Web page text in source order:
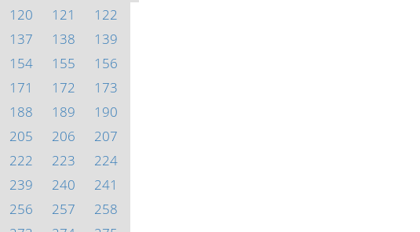
120 121
122
137 138
139
154 155
156
171 172
173
188 189
190
205 206
207
222 223
224
239 240
241
256 257
258